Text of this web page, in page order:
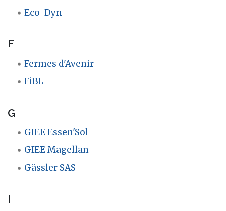
Eco-Dyn
F
Fermes d'Avenir
FiBL
G
GIEE Essen'Sol
GIEE Magellan
Gässler SAS
I